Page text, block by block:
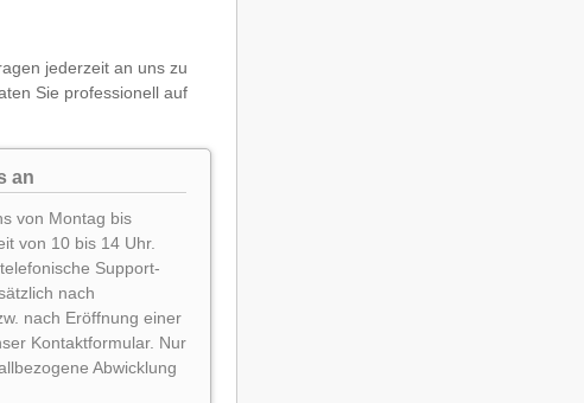
jederzeit an uns zu
Sie professionell auf
an
von Montag bis
von 10 bis 14 Uhr.
Support-
nach
nach Eröffnung einer
Kontaktformular. Nur
Abwicklung